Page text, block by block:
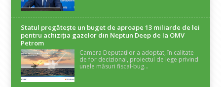
Statul pregătește un buget de aproape 13 miliarde de lei
pentru achiziția gazelor din Neptun Deep de la OMV
Petrom
Camera Deputaților a adoptat, în calitate
de for decizional, proiectul de lege privind
unele măsuri fiscal-bug...